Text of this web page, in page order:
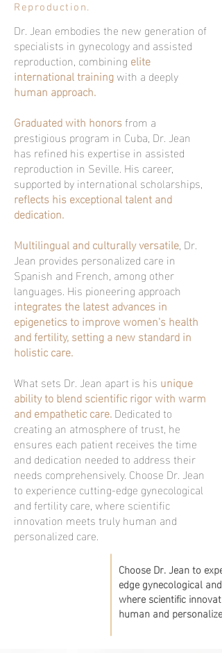
Reproduction.
Dr. Jean embodies the new generation of
specialists in gynecology and assisted
reproduction, combining elite
international trainingwith a deeply
human approach.
Graduated with honorsfrom a
prestigious program in Cuba, Dr. Jean
has refined his expertise in assisted
reproduction in Seville. His career,
supported by international scholarships,
reflects his exceptional talent and
dedication.
Multilingual and culturally versatile, Dr.
Jean provides personalized care in
Spanish and French, among other
languages. His pioneering approach
integrates the latest advances in
epigenetics to improve women's health
and fertility, setting a new standard in
holistic care.
What sets Dr. Jean apart is his unique
ability to blend scientific rigor with warm
and empathetic care.Dedicated to
creating an atmosphere of trust, he
ensures each patient receives the time
and dedication needed to address their
needs comprehensively. Choose Dr. Jean
to experience cutting-edge gynecological
and fertility care, where scientific
innovation meets truly human and
personalized care.
Choose Dr. Jean to
edge gynecological and
where scientific
human and